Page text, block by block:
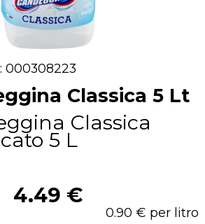
000308223
Classica 5 Lt
Classica
5 L
4.49 €
0.90 € per litro